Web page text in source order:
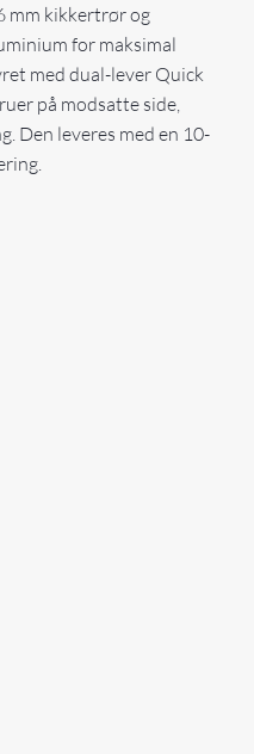
mm kikkertrør og
for maksimal
med dual-lever Quick
på modsatte side,
Den leveres med en 10-